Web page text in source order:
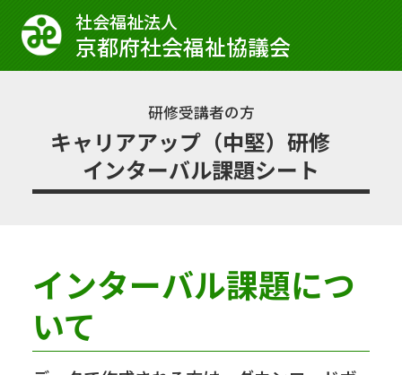
社会福祉法⼈
京都府社会福祉協議会
研修受講者の方
キャリアアップ（中堅）研修
インターバル課題シート
インターバル課題につ
いて